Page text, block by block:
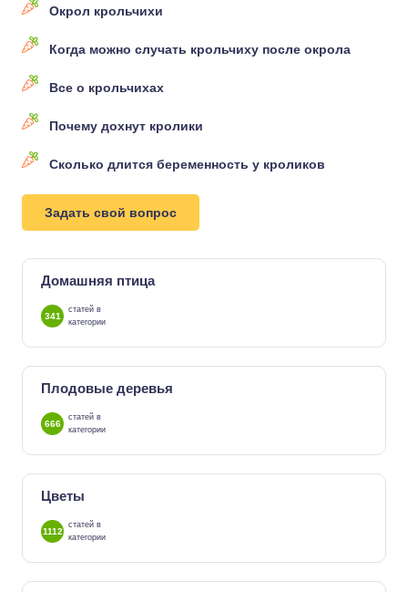
Окрол крольчихи
Когда можно случать крольчиху после окрола
Все о крольчихах
Почему дохнут кролики
Сколько длится беременность у кроликов
Задать свой вопрос
Домашняя птица
341
статей в
категории
Плодовые деревья
666
статей в
категории
Цветы
1112
статей в
категории